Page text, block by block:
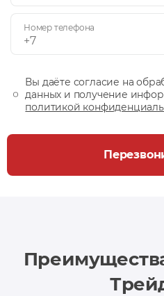
Номер телефона
Вы даёте согласие на
данных и получение
политикой